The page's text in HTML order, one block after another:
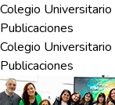
Colegio Universitario
Publicaciones
Colegio Universitario
Publicaciones